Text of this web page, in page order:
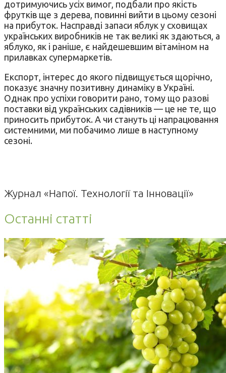
дотримуючись усіх вимог, подбали про якість
фрутків ще з дерева, повинні вийти в цьому сезоні
на прибуток. Насправді запаси яблук у сховищах
українських виробників не так великі як здаються, а
яблуко, як і раніше, є найдешевшим вітаміном на
прилавках супермаркетів.
Експорт, інтерес до якого підвищується щорічно,
показує значну позитивну динаміку в Україні.
Однак про успіхи говорити рано, тому що разові
поставки від українських садівників — це не те, що
приносить прибуток. А чи стануть ці напрацювання
системними, ми побачимо лише в наступному
сезоні.
Журнал «Напої. Технології та Інновації»
Останні статті